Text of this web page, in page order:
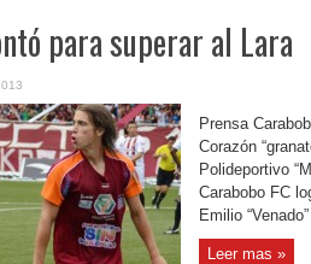
para superar al Lara
Prensa
Corazón
Polideportivo
Carabobo FC
Emilio
Leer mas »